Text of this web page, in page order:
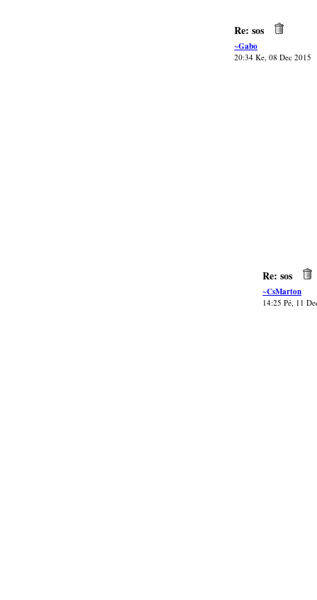
Re: sos
~Gabo
20:34 Ke, 08 Dec 2015
Re: sos
~CsMarton
14:25 Pé, 11